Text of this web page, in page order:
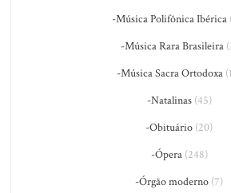
-Música Polifônica Ibérica
-Música Rara Brasileira
-Música Sacra Ortodoxa
-Natalinas(45)
-Obituário (20)
-Ópera(248)
-Órgão moderno (7)